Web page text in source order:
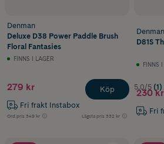
Denman
Deluxe D38 Power Paddle Brush
Floral Fantasies
FINNS I LAGER
279 kr
Fri frakt Instabox
Ord.pris 349 kr Lägsta pris 332 kr
Köp
Denman
D81S
FINNS
5.0/5 (1)
230 kr
Fri